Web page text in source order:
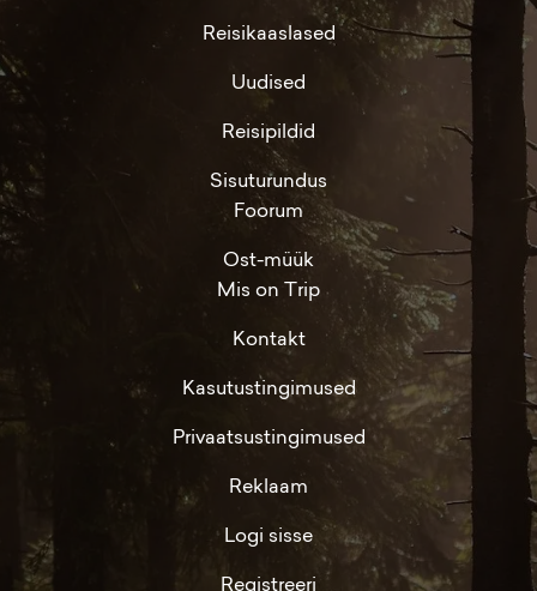
Reisikaaslased
Uudised
Reisipildid
Sisuturundus
Foorum
Ost-müük
Mis on Trip
Kontakt
Kasutustingimused
Privaatsustingimused
Reklaam
Logi sisse
Registreeri